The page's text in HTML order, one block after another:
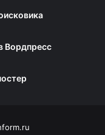
Вордпресс